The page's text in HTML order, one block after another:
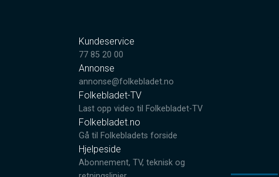
Kundeservice
77 85 20 00
Annonse
annonse@folkebladet.no
Folkebladet-TV
Last opp video til Folkebladet-TV
Folkebladet.no
Gå til Folkebladets forside
Hjelpeside
Abonnement, TV, teknisk og